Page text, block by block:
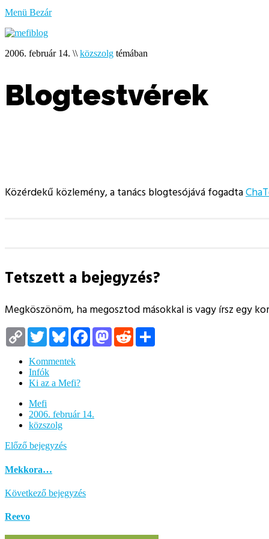
a
Menü Bezár
2006. február 14. \\ közszolg témában
Blogtestvérek
Közérdekű közlemény, a tanács blogtesójává fogadta
Tetszett a bejegyzés?
Megköszönöm, ha megosztod másokkal is vagy írsz egy
Copy
Link
TwitterBlueskyFacebookMastodon
Reddit
Kommentek
Infók
Ki az a Mefi?
Mefi
2006. február 14.
közszolg
Előző bejegyzés
Mekkora…
Következő bejegyzés
Reevo